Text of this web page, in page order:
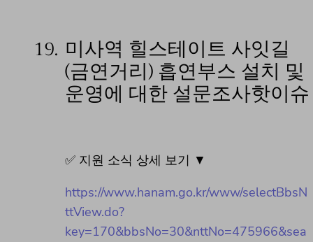
19. 미사역 힐스테이트 사잇길
(금연거리) 흡연부스 설치 및
운영에 대한 설문조사핫이슈
✅ 지원 소식 상세 보기 ▼
https://www.hanam.go.kr/www/selectBbsN
ttView.do?
key=170&bbsNo=30&nttNo=475966&sea